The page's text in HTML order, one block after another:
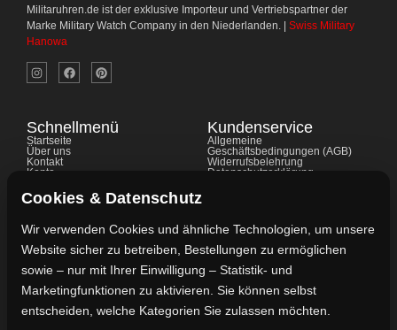
Militaruhren.de ist der exklusive Importeur und Vertriebspartner der
Marke Military Watch Company in den Niederlanden. | Swiss Military
Hanowa
Schnellmenü
Startseite
Über uns
Kontakt
Konto
FAQ's
Kundenservice
Allgemeine
Geschäftsbedingungen (AGB)
Widerrufsbelehrung
Datenschutzerklärung
Kontaktdaten
Vertreten durch:
Lievaart B.V.
Cookies & Datenschutz
Wir verwenden Cookies und ähnliche Technologien, um unsere
Website sicher zu betreiben, Bestellungen zu ermöglichen
sowie – nur mit Ihrer Einwilligung – Statistik- und
Marketingfunktionen zu aktivieren. Sie können selbst
entscheiden, welche Kategorien Sie zulassen möchten.